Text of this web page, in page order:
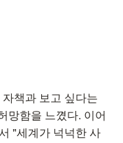
책과 보고 싶다는
망함을 느꼈다. 이어
"세계가 넉넉한 사